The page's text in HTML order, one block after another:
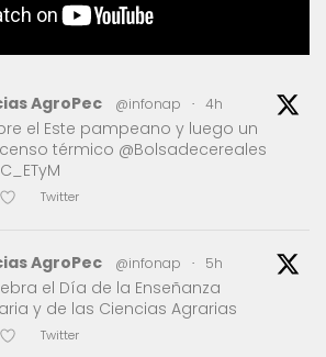
AgroPec @infonap · 4h
el Este pampeano y luego un
térmico @Bolsadecereales
Twitter
AgroPec @infonap · 5h
el Día de la Enseñanza
y de las Ciencias Agrarias
Twitter